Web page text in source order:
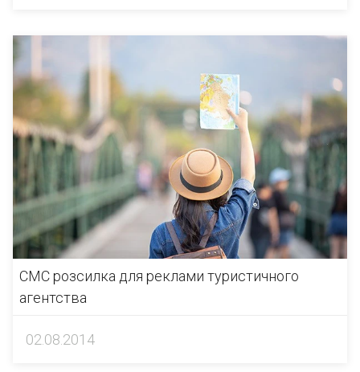
СМС розсилка для реклами туристичного
агентства
02.08.2014